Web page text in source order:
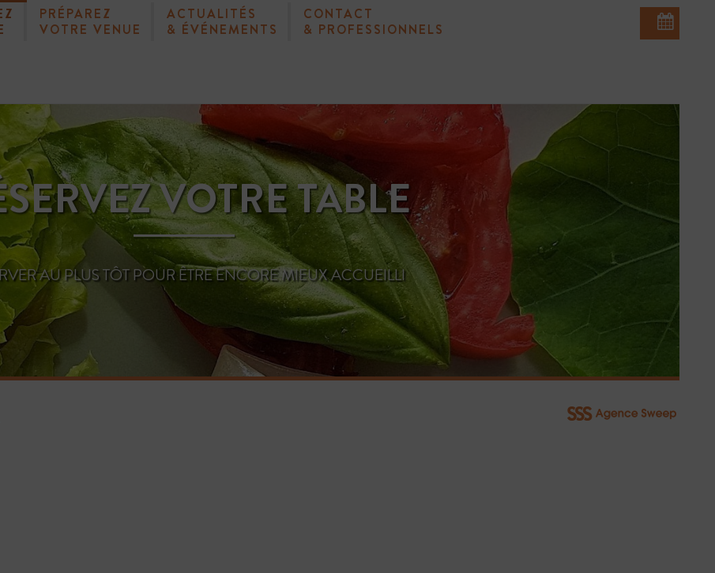
PRÉPAREZ
VOTRE VENUE
ACTUALITÉS
& ÉVÉNEMENTS
CONTACT
& PROFESSIONNELS
RÉSERVEZ
VOTRE TABLE
COMMANDEZ
NOTRE VIN
VOTRE TABLE
AU PLUS TÔT POUR ÊTRE ENCORE MIEUX ACCUEILLI